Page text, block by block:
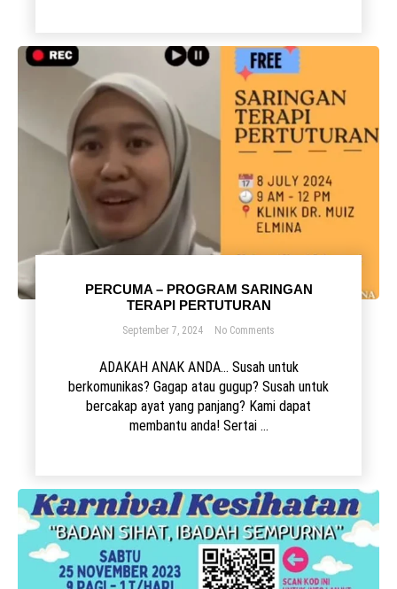
PERCUMA – PROGRAM SARINGAN
TERAPI PERTUTURAN
September 7, 2024 No Comments
ADAKAH ANAK ANDA… Susah untuk
berkomunikas? Gagap atau gugup? Susah untuk
bercakap ayat yang panjang? Kami dapat
membantu anda! Sertai ...